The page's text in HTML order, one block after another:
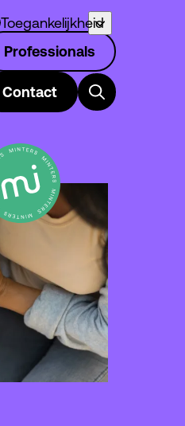
Toegankelijkheid
Professionals
Contact